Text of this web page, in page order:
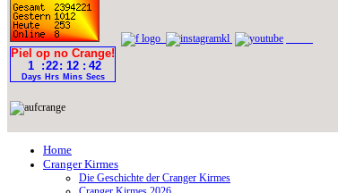
Home
Cranger Kirmes
Die Geschichte der Cranger Kirmes